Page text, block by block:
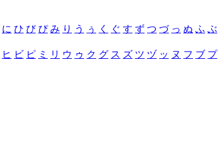
に ひ び ぴ み り う ぅ く ぐ す ず つ づ っ ぬ ふ ぶ
ヒ ビ ピ ミ リ ウ ゥ ク グ ス ズ ツ ヅ ッ ヌ フ ブ プ